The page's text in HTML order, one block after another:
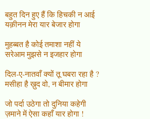
बहुत दिन हुए हैं कि हिचकी न आई
यक़ीनन मेरा यार बेजार होगा
मुहब्बत है कोई तमाशा नहीं ये
सरेआम मुझसे न इजहार होगा
दिल-ए-नातवाँ क्यों तू घबरा रहा है ?
मसीहा है ख़ुद वो, न बीमार होगा
जो पर्दा उठेगा तो दुनिया कहेगी
ज़माने में ऐसा कहाँ यार होगा !